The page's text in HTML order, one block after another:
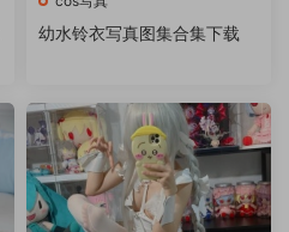
幼水铃衣写真图集合集下载